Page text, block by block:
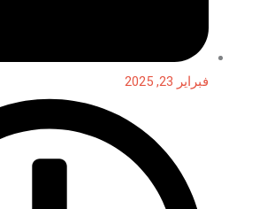
فبراير 23, 2025